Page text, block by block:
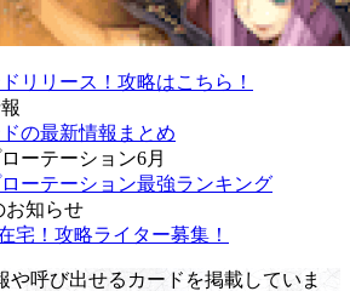
リリース！攻略はこちら！
の最新情報まとめ
ーテーション6月
ーテーション最強ランキング
お知らせ
宅！攻略ライター募集！
や呼び出せるカードを掲載していま